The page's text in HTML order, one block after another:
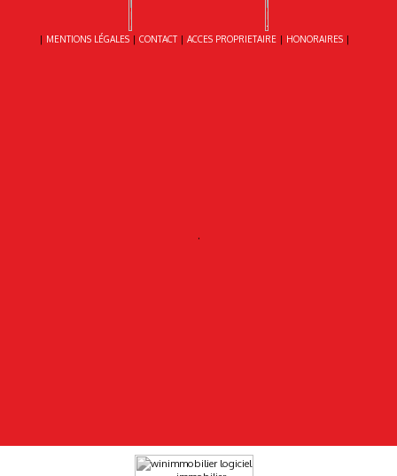
| MENTIONS LÉGALES| CONTACT| ACCES PROPRIETAIRE| HONORAIRES|
.